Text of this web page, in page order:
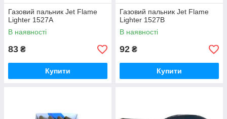
Газовий пальник Jet Flame
Lighter 1527A
В наявності
83 ₴
Купити
Газовий пальник Jet Flame
Lighter 1527B
В наявності
92 ₴
Купити